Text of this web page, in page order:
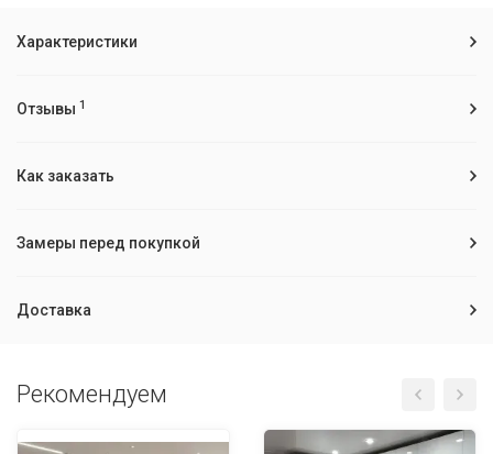
Характеристики
Отзывы 1
Как заказать
Замеры перед покупкой
Доставка
Рекомендуем